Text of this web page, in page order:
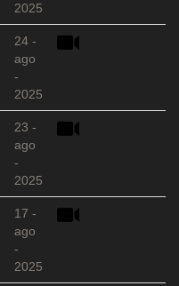
2025
24 -
ago
-
2025
23 -
ago
-
2025
17 -
ago
-
2025